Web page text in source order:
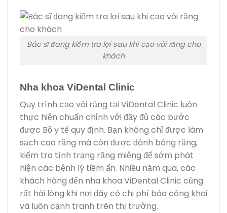
Bác sĩ đang kiểm tra lợi sau khi cạo vôi răng cho
khách
Nha khoa ViDental Clinic
Quy trình cạo vôi răng tại ViDental Clinic luôn
thực hiện chuẩn chỉnh với đầy đủ các bước
được Bộ y tế quy định. Bạn không chỉ được làm
sạch cao răng mà còn được đánh bóng răng,
kiểm tra tình trạng răng miệng để sớm phát
hiện các bệnh lý tiềm ẩn. Nhiều năm qua, các
khách hàng đến nha khoa ViDental Clinic cũng
rất hài lòng khi nơi đây có chi phí báo công khai
và luôn cạnh tranh trên thị trường.